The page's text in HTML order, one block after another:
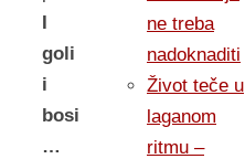
I
goli
i
bosi
…
ne treba
nadoknaditi
Život teče u
laganom
ritmu –